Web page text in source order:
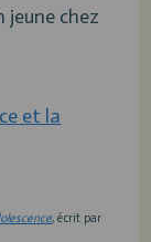
jeune chez
et la
, écrit par